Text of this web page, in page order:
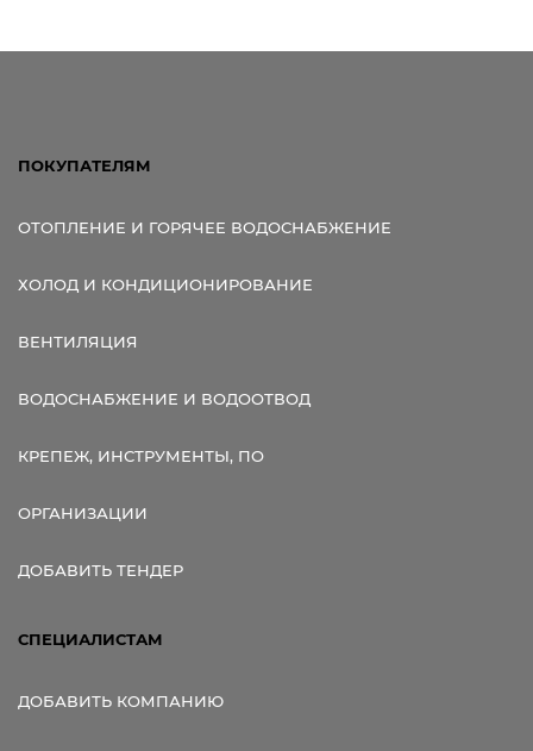
ПОКУПАТЕЛЯМ
ОТОПЛЕНИЕ И ГОРЯЧЕЕ ВОДОСНАБЖЕНИЕ
ХОЛОД И КОНДИЦИОНИРОВАНИЕ
ВЕНТИЛЯЦИЯ
ВОДОСНАБЖЕНИЕ И ВОДООТВОД
КРЕПЕЖ, ИНСТРУМЕНТЫ, ПО
ОРГАНИЗАЦИИ
ДОБАВИТЬ ТЕНДЕР
СПЕЦИАЛИСТАМ
ДОБАВИТЬ КОМПАНИЮ